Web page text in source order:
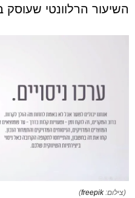
השיעור הרלוונטי שעוסק
(צילום:freepik
)